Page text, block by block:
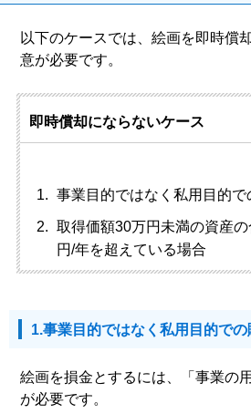
以下のケースでは、絵画を即時償
意が必要です。
即時償却にならないケース
事業目的ではなく私用目的で
取得価額30万円未満の資産
円/年を超えている場合
1.事業目的ではなく私用目的での
絵画を損金とするには、「事業の
が必要です。